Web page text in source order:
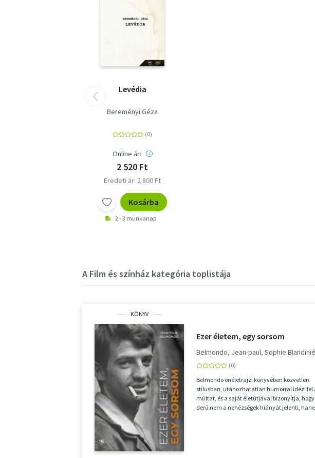
Levédia
Bereményi Géza
Online ár:
2 520 Ft
Eredeti ár: 2 800 Ft
Kosárba
2 - 3 munkanap
A Film és színház kategória toplistája
KÖNYV
Ezer életem, egy sorsom
Belmondo, Jean-paul Sophie
Belmondo önéletrajzi könyvében közvetlen
stílusban, utánozhatatlan humorral idézi fel
múltat, és a saját életútjával bizonyítja, hogy
derű nem a nehézségek hiányát jelenti,